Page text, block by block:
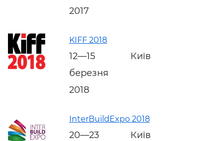
2017
KIFF 2018
12—15
березня
2018
Київ
InterBuildExpo 2018
20—23
Київ